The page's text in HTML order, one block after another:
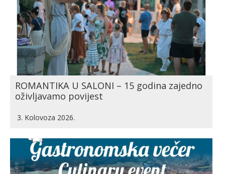
ROMANTIKA U SALONI – 15 godina zajedno
oživljavamo povijest
3. Kolovoza 2026.